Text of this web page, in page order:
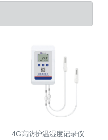
4G高防护温湿度记录仪